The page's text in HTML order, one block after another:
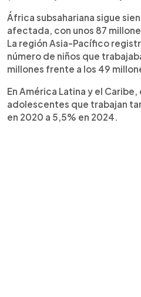
África subsahariana sigue
afectada, con unos 87
La región Asia-Pacífico
número de niños que
millones frente a los 49
En América Latina y el
adolescentes que trabajan
en 2020 a 5,5% en 2024.